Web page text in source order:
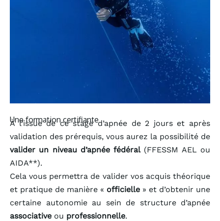
Une formation certifiante
À l’issue de ce stage d’apnée de 2 jours et après
validation des prérequis, vous aurez la possibilité de
valider un niveau d’apnée fédéral(FFESSM AEL ou
AIDA**).
Cela vous permettra de valider vos acquis théorique
et pratique de manière « officielle » et d’obtenir une
certaine autonomie au sein de structure d’apnée
associative ou professionnelle.